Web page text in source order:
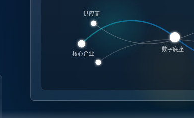
核心企业
数字底座
供应商